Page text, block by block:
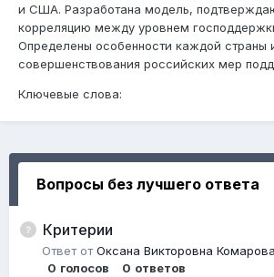
и США. Разработана модель,
корреляцию между уровнем
Определены особенности каждой страны
совершенствования российских мер
Ключевые слова:
Вопросы без лучшего ответа
Критерии
Ответ отОксана Викторовна Комарова
0 голосов 0 ответов